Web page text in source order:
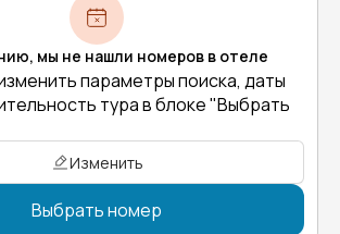
мы не нашли номеров в отеле
параметры поиска, даты
тура в блоке "Выбрать
Изменить
Выбрать номер